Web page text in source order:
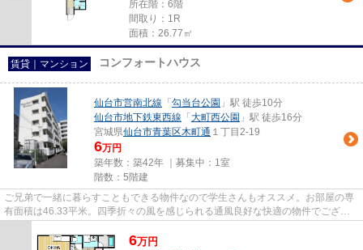
所在階：6階
間取り：1R
面積：26.77㎡
賃貸｜マンション コンフォートハウス
仙台市営南北線 「 勾当台公園 」駅 徒歩10分
仙台市地下鉄東西線 「 大町西公園 」駅 徒歩16分
宮城県仙台市青葉区木町通 １丁目2-19
6万円
築年数：築42年 ｜募集中： 1室
階数：5階建
ご兄弟で一緒に暮らすこともできる物件なので学生さんもオススメ。お部屋の専
有面積は46.33平米。四季折々の風を感じられる通風良好な快適の物件でござい
6万円